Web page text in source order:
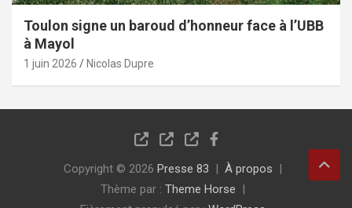
Toulon signe un baroud d’honneur face à l’UBB
à Mayol
1 juin 2026 Nicolas Dupre
Copyright © 2026 Presse 83
À propos
Thème par : Theme Horse